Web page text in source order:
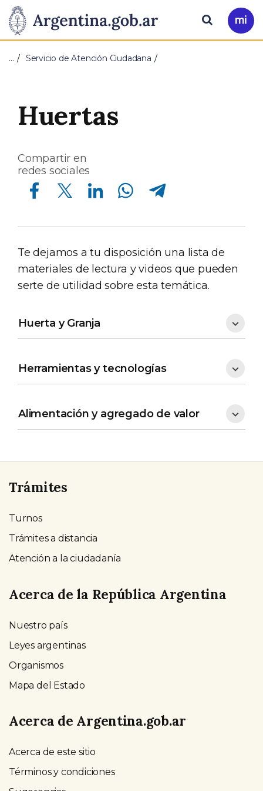
Presidencia
de
Nación
Pasar al contenido principal
Ir
a
Buscar
… Servicio de Atención Ciudadana
Huertas
Compartir en
redes sociales
Compartir en Facebook Compartir en Twitter Compartir en Linkedin Compartir en Whatsapp Compartir en Telegram
Te dejamos a tu disposición una lista de
materiales de lectura y videos que pueden
serte de utilidad sobre esta temática.
Huerta y Granja
Herramientas y tecnologías
Alimentación y agregado de valor
Trámites
Turnos
Trámites a distancia
Atención a la ciudadanía
Acerca de la República Argentina
Nuestro país
Leyes argentinas
Organismos
Mapa del Estado
Acerca de Argentina.gob.ar
Acerca de este sitio
Términos y condiciones